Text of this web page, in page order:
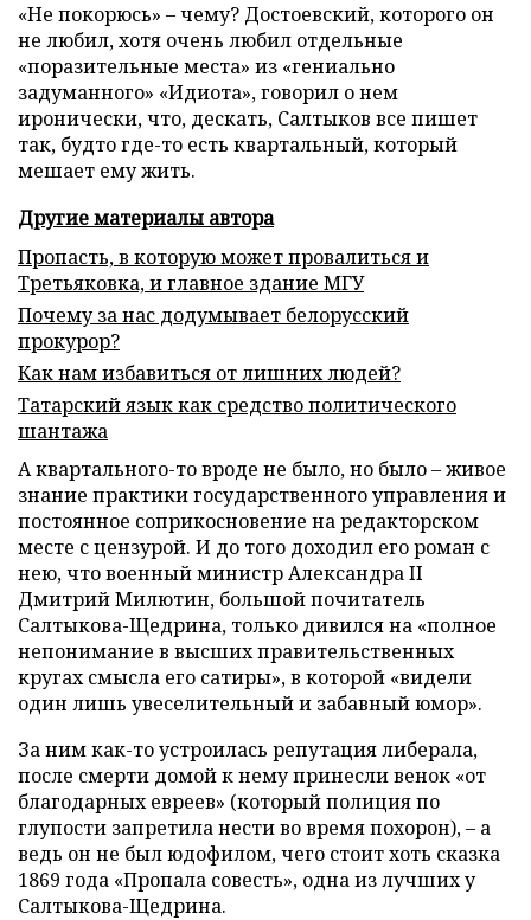
«Не покорюсь» – чему? Достоевский, которого он
не любил, хотя очень любил отдельные
«поразительные места» из «гениально
задуманного» «Идиота», говорил о нем
иронически, что, дескать, Салтыков все пишет
так, будто где-то есть квартальный, который
мешает ему жить.
Другие материалы автора
Пропасть, в которую может провалиться и
Третьяковка, и главное здание МГУ
Почему за нас додумывает белорусский
прокурор?
Как нам избавиться от лишних людей?
Татарский язык как средство политического
шантажа
А квартального-то вроде не было, но было – живое
знание практики государственного управления и
постоянное соприкосновение на редакторском
месте с цензурой. И до того доходил его роман с
нею, что военный министр Александра II
Дмитрий Милютин, большой почитатель
Салтыкова-Щедрина, только дивился на «полное
непонимание в высших правительственных
кругах смысла его сатиры», в которой «видели
один лишь увеселительный и забавный юмор».
За ним как-то устроилась репутация либерала,
после смерти домой к нему принесли венок «от
благодарных евреев» (который полиция по
глупости запретила нести во время похорон), – а
ведь он не был юдофилом, чего стоит хоть сказка
1869 года «Пропала совесть», одна из лучших у
Салтыкова-Щедрина.